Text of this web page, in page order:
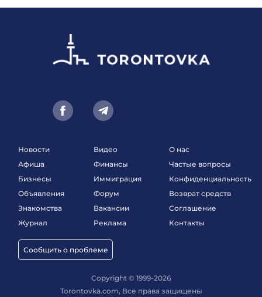
Новости
Афиша
Бизнесы
Объявления
Знакомства
Журнал
Сообщить о проблеме
Видео
Финансы
Иммиграция
Форум
Вакансии
Реклама
О нас
Частые вопросы
Конфиденциальность
Возврат средств
Соглашение
Контакты
Copyright © 1999-2026
Torontovka.com, Все права защищены